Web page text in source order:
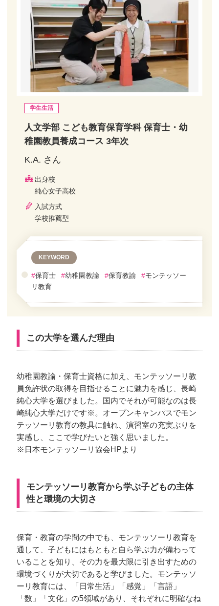
学生生活
人文学部 こども教育保育学科 保育士・幼
稚園教員養成コース 3年次
K.A. さん
出身校
純心女子高校
入試方式
学校推薦型
KEYWORD
#保育士 #幼稚園教諭 #保育教諭 #モンテッソー
リ教育
この大学を選んだ理由
幼稚園教諭・保育士資格に加え、モンテッソーリ教
員免許状の取得を目指せることに魅力を感じ、長崎
純心大学を選びました。国内でそれが可能なのは長
崎純心大学だけです※。オープンキャンパスでモン
テッソーリ教育の教具に触れ、演習室の充実ぶりを
実感し、ここで学びたいと強く思いました。
※日本モンテッソーリ協会HPより
モンテッソーリ教育から学ぶ子どもの主体
性と環境の大切さ
保育・教育の学問の中でも、モンテッソーリ教育を
通して、子どもにはもともと自ら学ぶ力が備わって
いることを知り、その力を最大限に引き出すための
環境づくりが大切であると学びました。モンテッソ
ーリ教育には、「日常生活」「感覚」「言語」
「数」「文化」の5領域があり、それぞれに明確なね